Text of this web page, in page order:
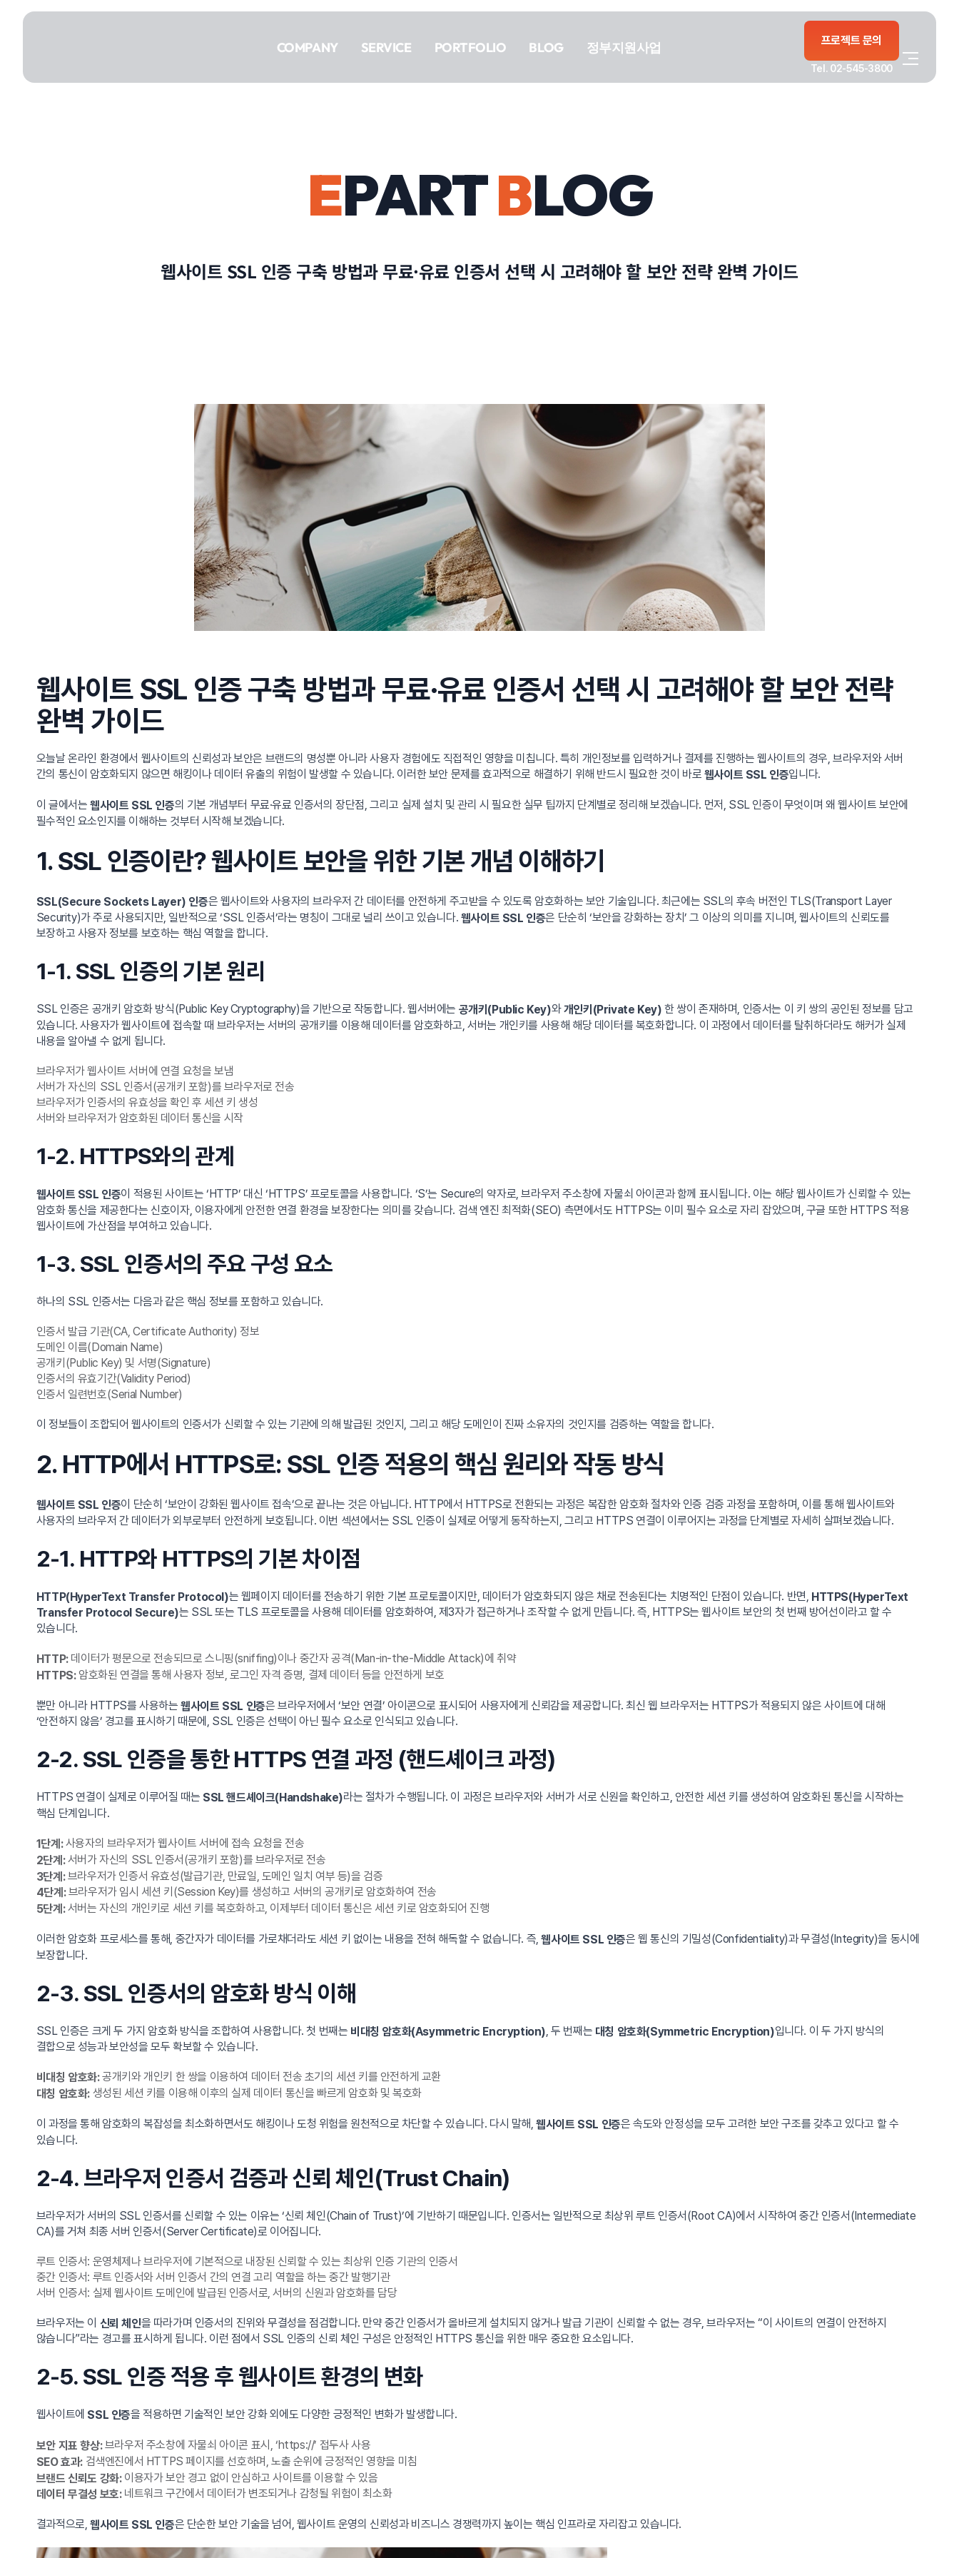
건너뛰기
COMPANY SERVICE PORTFOLIO BLOG 정부지원사업 프로젝트 문의
Tel. 02-545-3800
PORTFOLIO
정부지원사업
EPARTBLOG
웹사이트 SSL 인증 구축 방법과 무료·유료 인증서 선택 시 고려해야 할 보안 전략 완벽 가이드
웹사이트 SSL 인증 구축 방법과 무료·유료 인증서 선택 시 고려해야 할 보안 전략
완벽 가이드
오늘날 온라인 환경에서 웹사이트의 신뢰성과 보안은 브랜드의 명성뿐 아니라 사용자 경험에도 직접적인 영향을 미칩니다. 특히 개인정보를 입력하거나 결제를 진행하는 웹사이트의 경우, 브라우저와 서버
간의 통신이 암호화되지 않으면 해킹이나 데이터 유출의 위험이 발생할 수 있습니다. 이러한 보안 문제를 효과적으로 해결하기 위해 반드시 필요한 것이 바로 웹사이트 SSL 인증입니다.
이 글에서는 웹사이트 SSL 인증의 기본 개념부터 무료·유료 인증서의 장단점, 그리고 실제 설치 및 관리 시 필요한 실무 팁까지 단계별로 정리해 보겠습니다. 먼저, SSL 인증이 무엇이며 왜 웹사이트 보안에
필수적인 요소인지를 이해하는 것부터 시작해 보겠습니다.
1. SSL 인증이란? 웹사이트 보안을 위한 기본 개념 이해하기
SSL(Secure Sockets Layer) 인증은 웹사이트와 사용자의 브라우저 간 데이터를 안전하게 주고받을 수 있도록 암호화하는 보안 기술입니다. 최근에는 SSL의 후속 버전인 TLS(Transport Layer
Security)가 주로 사용되지만, 일반적으로 ‘SSL 인증서’라는 명칭이 그대로 널리 쓰이고 있습니다. 웹사이트 SSL 인증은 단순히 ‘보안을 강화하는 장치’ 그 이상의 의미를 지니며, 웹사이트의 신뢰도를
보장하고 사용자 정보를 보호하는 핵심 역할을 합니다.
1-1. SSL 인증의 기본 원리
SSL 인증은 공개키 암호화 방식(Public Key Cryptography)을 기반으로 작동합니다. 웹서버에는 공개키(Public Key)와개인키(Private Key) 한 쌍이 존재하며, 인증서는 이 키 쌍의 공인된 정보를 담고
있습니다. 사용자가 웹사이트에 접속할 때 브라우저는 서버의 공개키를 이용해 데이터를 암호화하고, 서버는 개인키를 사용해 해당 데이터를 복호화합니다. 이 과정에서 데이터를 탈취하더라도 해커가 실제
내용을 알아낼 수 없게 됩니다.
브라우저가 웹사이트 서버에 연결 요청을 보냄
서버가 자신의 SSL 인증서(공개키 포함)를 브라우저로 전송
브라우저가 인증서의 유효성을 확인 후 세션 키 생성
서버와 브라우저가 암호화된 데이터 통신을 시작
1-2. HTTPS와의 관계
웹사이트 SSL 인증이 적용된 사이트는 ‘HTTP’ 대신 ‘HTTPS’ 프로토콜을 사용합니다. ‘S’는 Secure의 약자로, 브라우저 주소창에 자물쇠 아이콘과 함께 표시됩니다. 이는 해당 웹사이트가 신뢰할 수 있는
암호화 통신을 제공한다는 신호이자, 이용자에게 안전한 연결 환경을 보장한다는 의미를 갖습니다. 검색 엔진 최적화(SEO) 측면에서도 HTTPS는 이미 필수 요소로 자리 잡았으며, 구글 또한 HTTPS 적용
웹사이트에 가산점을 부여하고 있습니다.
1-3. SSL 인증서의 주요 구성 요소
하나의 SSL 인증서는 다음과 같은 핵심 정보를 포함하고 있습니다.
인증서 발급 기관(CA, Certificate Authority) 정보
도메인 이름(Domain Name)
공개키(Public Key) 및 서명(Signature)
인증서의 유효기간(Validity Period)
인증서 일련번호(Serial Number)
이 정보들이 조합되어 웹사이트의 인증서가 신뢰할 수 있는 기관에 의해 발급된 것인지, 그리고 해당 도메인이 진짜 소유자의 것인지를 검증하는 역할을 합니다.
2. HTTP에서 HTTPS로: SSL 인증 적용의 핵심 원리와 작동 방식
웹사이트 SSL 인증이 단순히 ‘보안이 강화된 웹사이트 접속’으로 끝나는 것은 아닙니다. HTTP에서 HTTPS로 전환되는 과정은 복잡한 암호화 절차와 인증 검증 과정을 포함하며, 이를 통해 웹사이트와
사용자의 브라우저 간 데이터가 외부로부터 안전하게 보호됩니다. 이번 섹션에서는 SSL 인증이 실제로 어떻게 동작하는지, 그리고 HTTPS 연결이 이루어지는 과정을 단계별로 자세히 살펴보겠습니다.
2-1. HTTP와 HTTPS의 기본 차이점
HTTP(HyperText Transfer Protocol)는 웹페이지 데이터를 전송하기 위한 기본 프로토콜이지만, 데이터가 암호화되지 않은 채로 전송된다는 치명적인 단점이 있습니다. 반면, HTTPS(HyperText
Transfer Protocol Secure)는 SSL 또는 TLS 프로토콜을 사용해 데이터를 암호화하여, 제3자가 접근하거나 조작할 수 없게 만듭니다. 즉, HTTPS는 웹사이트 보안의 첫 번째 방어선이라고 할 수
있습니다.
HTTP:데이터가 평문으로 전송되므로 스니핑(sniffing)이나 중간자 공격(Man-in-the-Middle Attack)에 취약
HTTPS:암호화된 연결을 통해 사용자 정보, 로그인 자격 증명, 결제 데이터 등을 안전하게 보호
뿐만 아니라 HTTPS를 사용하는웹사이트 SSL 인증은 브라우저에서 ‘보안 연결’ 아이콘으로 표시되어 사용자에게 신뢰감을 제공합니다. 최신 웹 브라우저는 HTTPS가 적용되지 않은 사이트에 대해
‘안전하지 않음’ 경고를 표시하기 때문에, SSL 인증은 선택이 아닌 필수 요소로 인식되고 있습니다.
2-2. SSL 인증을 통한 HTTPS 연결 과정 (핸드셰이크 과정)
HTTPS 연결이 실제로 이루어질 때는 SSL 핸드셰이크(Handshake)라는 절차가 수행됩니다. 이 과정은 브라우저와 서버가 서로 신원을 확인하고, 안전한 세션 키를 생성하여 암호화된 통신을 시작하는
핵심 단계입니다.
1단계:사용자의 브라우저가 웹사이트 서버에 접속 요청을 전송
2단계:서버가 자신의 SSL 인증서(공개키 포함)를 브라우저로 전송
3단계:브라우저가 인증서 유효성(발급기관, 만료일, 도메인 일치 여부 등)을 검증
4단계:브라우저가 임시 세션 키(Session Key)를 생성하고 서버의 공개키로 암호화하여 전송
5단계:서버는 자신의 개인키로 세션 키를 복호화하고, 이제부터 데이터 통신은 세션 키로 암호화되어 진행
이러한 암호화 프로세스를 통해, 중간자가 데이터를 가로채더라도 세션 키 없이는 내용을 전혀 해독할 수 없습니다. 즉,웹사이트 SSL 인증은 웹 통신의 기밀성(Confidentiality)과 무결성(Integrity)을 동시에
보장합니다.
2-3. SSL 인증서의 암호화 방식 이해
SSL 인증은 크게 두 가지 암호화 방식을 조합하여 사용합니다. 첫 번째는 비대칭 암호화(Asymmetric Encryption) , 두 번째는 대칭 암호화(Symmetric Encryption)입니다. 이 두 가지 방식의
결합으로 성능과 보안성을 모두 확보할 수 있습니다.
비대칭 암호화:공개키와 개인키 한 쌍을 이용하여 데이터 전송 초기의 세션 키를 안전하게 교환
대칭 암호화:생성된 세션 키를 이용해 이후의 실제 데이터 통신을 빠르게 암호화 및 복호화
이 과정을 통해 암호화의 복잡성을 최소화하면서도 해킹이나 도청 위험을 원천적으로 차단할 수 있습니다. 다시 말해,웹사이트 SSL 인증은 속도와 안정성을 모두 고려한 보안 구조를 갖추고 있다고 할 수
있습니다.
2-4. 브라우저 인증서 검증과 신뢰 체인(Trust Chain)
브라우저가 서버의 SSL 인증서를 신뢰할 수 있는 이유는 ‘신뢰 체인(Chain of Trust)’에 기반하기 때문입니다. 인증서는 일반적으로 최상위 루트 인증서(Root CA)에서 시작하여 중간 인증서(Intermediate
CA)를 거쳐 최종 서버 인증서(Server Certificate)로 이어집니다.
루트 인증서: 운영체제나 브라우저에 기본적으로 내장된 신뢰할 수 있는 최상위 인증 기관의 인증서
중간 인증서: 루트 인증서와 서버 인증서 간의 연결 고리 역할을 하는 중간 발행기관
서버 인증서: 실제 웹사이트 도메인에 발급된 인증서로, 서버의 신원과 암호화를 담당
브라우저는 이 신뢰 체인을 따라가며 인증서의 진위와 무결성을 점검합니다. 만약 중간 인증서가 올바르게 설치되지 않거나 발급 기관이 신뢰할 수 없는 경우, 브라우저는 “이 사이트의 연결이 안전하지
않습니다”라는 경고를 표시하게 됩니다. 이런 점에서 SSL 인증의 신뢰 체인 구성은 안정적인 HTTPS 통신을 위한 매우 중요한 요소입니다.
2-5. SSL 인증 적용 후 웹사이트 환경의 변화
웹사이트에 SSL 인증을 적용하면 기술적인 보안 강화 외에도 다양한 긍정적인 변화가 발생합니다.
보안 지표 향상:브라우저 주소창에 자물쇠 아이콘 표시, ‘https://’ 접두사 사용
SEO 효과:검색엔진에서 HTTPS 페이지를 선호하며, 노출 순위에 긍정적인 영향을 미침
브랜드 신뢰도 강화:이용자가 보안 경고 없이 안심하고 사이트를 이용할 수 있음
데이터 무결성 보호:네트워크 구간에서 데이터가 변조되거나 감청될 위험이 최소화
결과적으로, 웹사이트 SSL 인증은 단순한 보안 기술을 넘어, 웹사이트 운영의 신뢰성과 비즈니스 경쟁력까지 높이는 핵심 인프라로 자리잡고 있습니다.